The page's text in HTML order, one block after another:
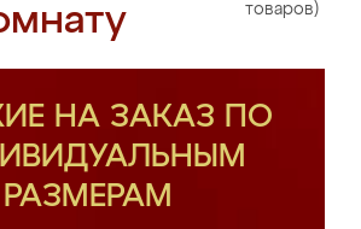
товаров)
НА ЗАКАЗ ПО
РАЗМЕРАМ